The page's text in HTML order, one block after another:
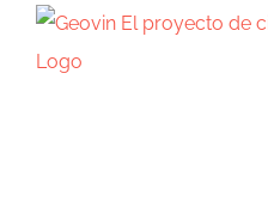
Saltar